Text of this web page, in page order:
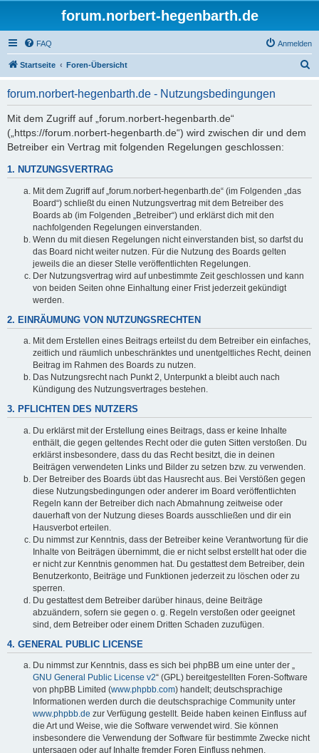
forum.norbert-hegenbarth.de
FAQ Anmelden
Startseite Foren-Übersicht
forum.norbert-hegenbarth.de - Nutzungsbedingungen
Mit dem Zugriff auf „forum.norbert-hegenbarth.de“
(„https://forum.norbert-hegenbarth.de“) wird zwischen dir und dem
Betreiber ein Vertrag mit folgenden Regelungen geschlossen:
1. NUTZUNGSVERTRAG
Mit dem Zugriff auf „forum.norbert-hegenbarth.de“ (im Folgenden „das
Board“) schließt du einen Nutzungsvertrag mit dem Betreiber des
Boards ab (im Folgenden „Betreiber“) und erklärst dich mit den
nachfolgenden Regelungen einverstanden.
Wenn du mit diesen Regelungen nicht einverstanden bist, so darfst du
das Board nicht weiter nutzen. Für die Nutzung des Boards gelten
jeweils die an dieser Stelle veröffentlichten Regelungen.
Der Nutzungsvertrag wird auf unbestimmte Zeit geschlossen und kann
von beiden Seiten ohne Einhaltung einer Frist jederzeit gekündigt
werden.
2. EINRÄUMUNG VON NUTZUNGSRECHTEN
Mit dem Erstellen eines Beitrags erteilst du dem Betreiber ein einfaches,
zeitlich und räumlich unbeschränktes und unentgeltliches Recht, deinen
Beitrag im Rahmen des Boards zu nutzen.
Das Nutzungsrecht nach Punkt 2, Unterpunkt a bleibt auch nach
Kündigung des Nutzungsvertrages bestehen.
3. PFLICHTEN DES NUTZERS
Du erklärst mit der Erstellung eines Beitrags, dass er keine Inhalte
enthält, die gegen geltendes Recht oder die guten Sitten verstoßen. Du
erklärst insbesondere, dass du das Recht besitzt, die in deinen
Beiträgen verwendeten Links und Bilder zu setzen bzw. zu verwenden.
Der Betreiber des Boards übt das Hausrecht aus. Bei Verstößen gegen
diese Nutzungsbedingungen oder anderer im Board veröffentlichten
Regeln kann der Betreiber dich nach Abmahnung zeitweise oder
dauerhaft von der Nutzung dieses Boards ausschließen und dir ein
Hausverbot erteilen.
Du nimmst zur Kenntnis, dass der Betreiber keine Verantwortung für die
Inhalte von Beiträgen übernimmt, die er nicht selbst erstellt hat oder die
er nicht zur Kenntnis genommen hat. Du gestattest dem Betreiber, dein
Benutzerkonto, Beiträge und Funktionen jederzeit zu löschen oder zu
sperren.
Du gestattest dem Betreiber darüber hinaus, deine Beiträge
abzuändern, sofern sie gegen o. g. Regeln verstoßen oder geeignet
sind, dem Betreiber oder einem Dritten Schaden zuzufügen.
4. GENERAL PUBLIC LICENSE
Du nimmst zur Kenntnis, dass es sich bei phpBB um eine unter der „
GNU General Public License v2“ (GPL) bereitgestellten Foren-Software
von phpBB Limited (www.phpbb.com) handelt; deutschsprachige
Informationen werden durch die deutschsprachige Community unter
www.phpbb.de zur Verfügung gestellt. Beide haben keinen Einfluss auf
die Art und Weise, wie die Software verwendet wird. Sie können
insbesondere die Verwendung der Software für bestimmte Zwecke nicht
untersagen oder auf Inhalte fremder Foren Einfluss nehmen.